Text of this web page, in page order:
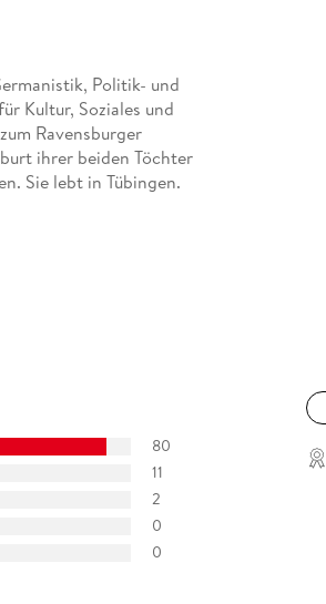
Politik- und
Kultur, Soziales und
Ravensburger
ihrer beiden Töchter
Sie lebt in Tübingen.
80
11
2
0
0